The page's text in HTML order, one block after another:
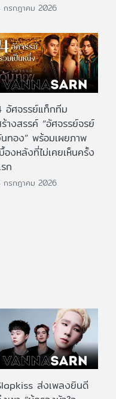
กรกฎาคม 2026
อัศจรรย์แท็กทีม
างสรรค์ “อัศจรรย์จรย์
ทอง” พร้อมเผยภาพ
องหลังที่ไม่เคยเห็นครั้ง
ก
กรกฎาคม 2026
ส่งเพลงยินดี